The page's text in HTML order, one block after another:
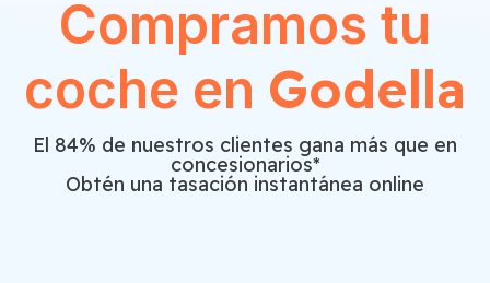
Compramos tu
coche en Godella
El 84% de nuestros clientes gana más que en
concesionarios*
Obtén una tasación instantánea online